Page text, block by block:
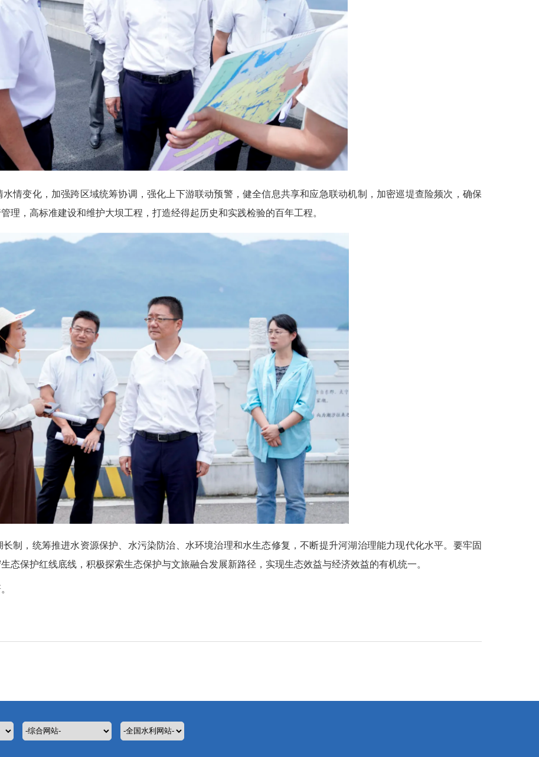
情变化，加强跨区域统筹协调，强化上下游联动预警，健全信息共享和应急联动机制，加密巡堤查险频次，确保
理，高标准建设和维护大坝工程，打造经得起历史和实践检验的百年工程。
制，统筹推进水资源保护、水污染防治、水环境治理和水生态修复，不断提升河湖治理能力现代化水平。要牢固
态保护红线底线，积极探索生态保护与文旅融合发展新路径，实现生态效益与经济效益的有机统一。